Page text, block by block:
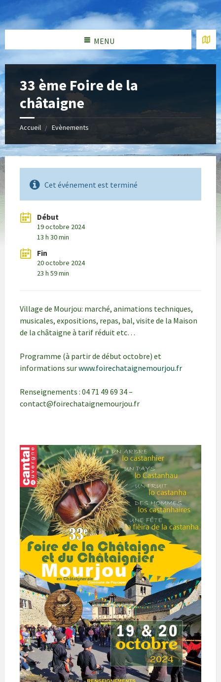
MENU
33 ème Foire de la
châtaigne
Accueil Evènements
Cet événement est terminé
Début
19 octobre 2024
13 h 30 min
Fin
20 octobre 2024
23 h 59 min
Village de Mourjou: marché, animations techniques,
musicales, expositions, repas, bal, visite de la Maison
de la châtaigne à tarif réduit etc…
Programme (à partir de début octobre) et
informations surwww.foirechataignemourjou.fr
Renseignements : 04 71 49 69 34 –
contact@foirechataignemourjou.fr